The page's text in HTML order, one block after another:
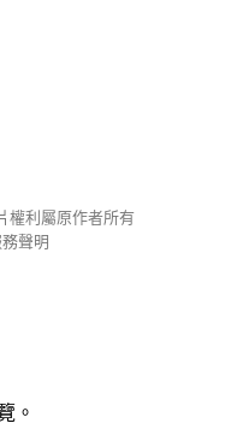
權利屬原作者所有
務聲明
。